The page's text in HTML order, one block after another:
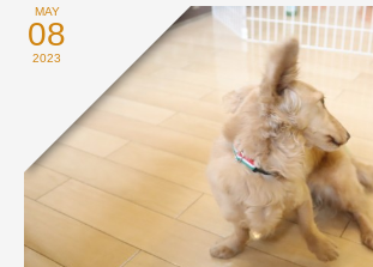
MAY
08
2023